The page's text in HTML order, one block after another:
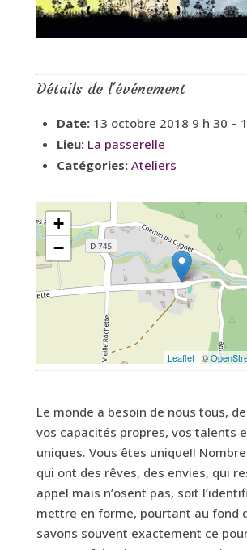
Détails de l'événement
Date: 13 octobre 2018 9 h 30 –
Lieu: La passerelle
Catégories: Ateliers
+
−
Leaflet | ©
Le monde a besoin de nous tous,
vos capacités propres, vos talents
uniques. Vous êtes unique!!
qui ont des rêves, des envies, qui
appel mais n’osent pas, soit
mettre en forme, pourtant au fond
savons souvent exactement ce